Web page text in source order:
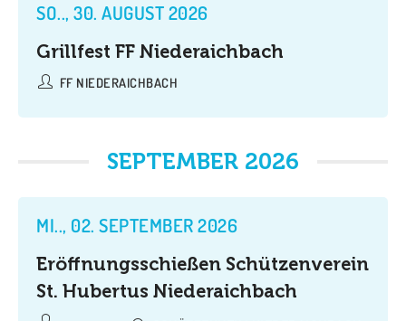
SO.., 30. AUGUST 2026
Grillfest FF Niederaichbach
FF NIEDERAICHBACH
SEPTEMBER 2026
MI.., 02. SEPTEMBER 2026
Eröffnungsschießen Schützenverein
St. Hubertus Niederaichbach